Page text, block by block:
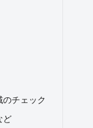
チェック
ど